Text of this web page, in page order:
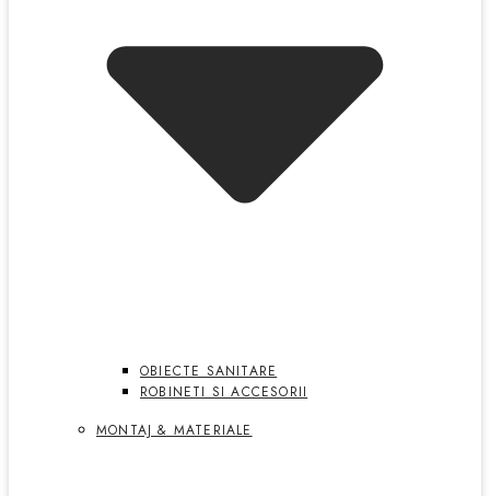
OBIECTE SANITARE
ROBINETI SI ACCESORII
MONTAJ & MATERIALE